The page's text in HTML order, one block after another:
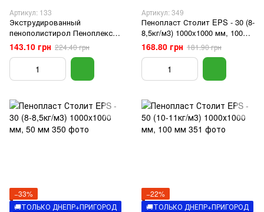
Артикул: 133
Экструдированный
пенополистирол Пеноплекс
General, 50 мм
143.10 грн 224.40 грн
Артикул: 349
Пенопласт Столит EPS - 30 (8-
8,5кг/м3) 1000x1000 мм, 100
мм
168.80 грн 181.90 грн
−33%
🚚ТОЛЬКО ДНЕПР+ПРИГОРОД
−22%
🚚ТОЛЬКО ДНЕПР+ПРИГОРОД